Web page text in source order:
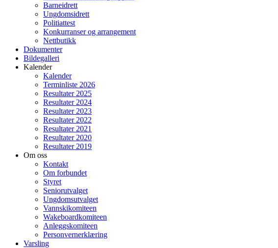
Barneidrett
Ungdomsidrett
Politiattest
Konkurranser og arrangement
Nettbutikk
Dokumenter
Bildegalleri
Kalender
Kalender
Terminliste 2026
Resultater 2025
Resultater 2024
Resultater 2023
Resultater 2022
Resultater 2021
Resultater 2020
Resultater 2019
Om oss
Kontakt
Om forbundet
Styret
Seniorutvalget
Ungdomsutvalget
Vannskikomiteen
Wakeboardkomiteen
Anleggskomiteen
Personvernerklæring
Varsling